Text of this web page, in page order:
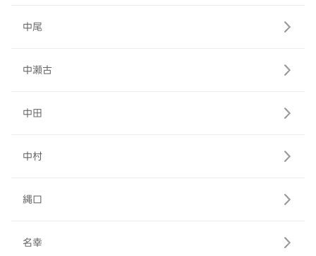
中尾
中瀬古
中田
中村
縄口
名幸